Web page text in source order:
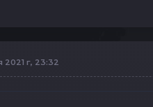
2021 г, 23:32